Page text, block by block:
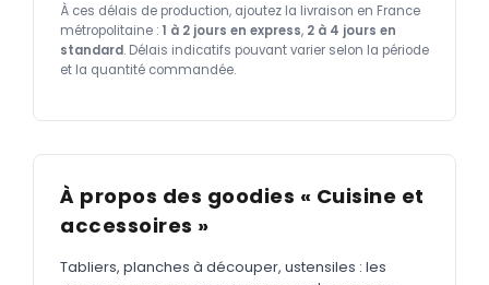
À ces délais de production, ajoutez la livraison en France
métropolitaine : 1 à 2 jours en express, 2 à 4 jours en
standard. Délais indicatifs pouvant varier selon la période
et la quantité commandée.
À propos des goodies « Cuisine et
accessoires »
Tabliers, planches à découper, ustensiles : les